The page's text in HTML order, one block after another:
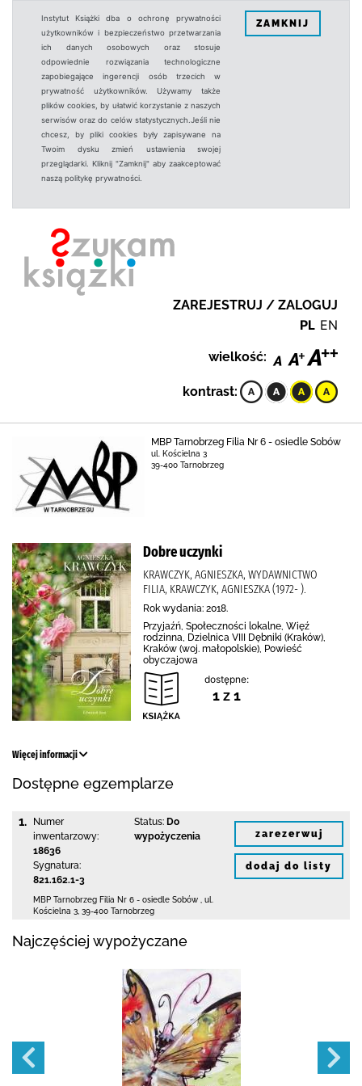
Instytut Książki dba o ochronę prywatności
użytkowników i bezpieczeństwo przetwarzania
ich danych osobowych oraz stosuje
odpowiednie rozwiązania technologiczne
zapobiegające ingerencji osób trzecich w
prywatność użytkowników. Używamy także
plików cookies, by ułatwić korzystanie z naszych
serwisów oraz do celów statystycznych.Jeśli nie
chcesz, by pliki cookies były zapisywane na
Twoim dysku zmień ustawienia swojej
przeglądarki. Kliknij "Zamknij" aby zaakceptować
naszą politykę prywatności.
ZAMKNIJ
ZAREJESTRUJ / ZALOGUJ
PL EN
wielkość:
kontrast:
MBP Tarnobrzeg Filia Nr 6 - osiedle Sobów
ul. Kościelna 3
39-400 Tarnobrzeg
Dobre uczynki
KRAWCZYK, AGNIESZKA, WYDAWNICTWO
FILIA, KRAWCZYK, AGNIESZKA (1972- ).
Rok wydania: 2018.
Przyjaźń, Społeczności lokalne, Więź
rodzinna, Dzielnica VIII Dębniki (Kraków),
Kraków (woj. małopolskie), Powieść
obyczajowa
dostępne:
1 z 1
Więcej informacji
Dostępne egzemplarze
1.
Numer
inwentarzowy:
18636
Sygnatura:
821.162.1-3
Status: Do
wypożyczenia
MBP Tarnobrzeg Filia Nr 6 - osiedle Sobów
ul.
Kościelna 3 39-400 Tarnobrzeg
zarezerwuj
dodaj do listy
Najczęściej wypożyczane